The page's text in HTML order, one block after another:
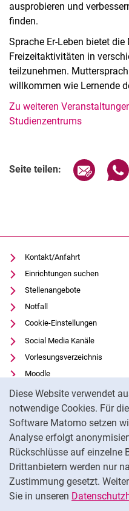
Diese Website verwendet
notwendige Cookies. Für
Software Matomo setzen
Analyse erfolgt
Rückschlüsse auf einzelne
Drittanbietern werden nur
Zustimmung gesetzt.
Sie in unseren
ausprobieren und
finden.
Sprache Er-Leben bietet
Freizeitaktivitäten in
teilzunehmen.
willkommen wie Lernende
Zu weiteren
Studienzentrums
Seite teilen: Seite
Kontakt/Anfahrt
Einrichtungen suchen
Stellenangebote
Notfall
Cookie-Einstellungen
Social Media Kanäle
Vorlesungsverzeichnis
Moodle
Panopto
Universitätsbibliothek
Datenschutz
Barrierefreiheit
Transparenter KI-Einsatz